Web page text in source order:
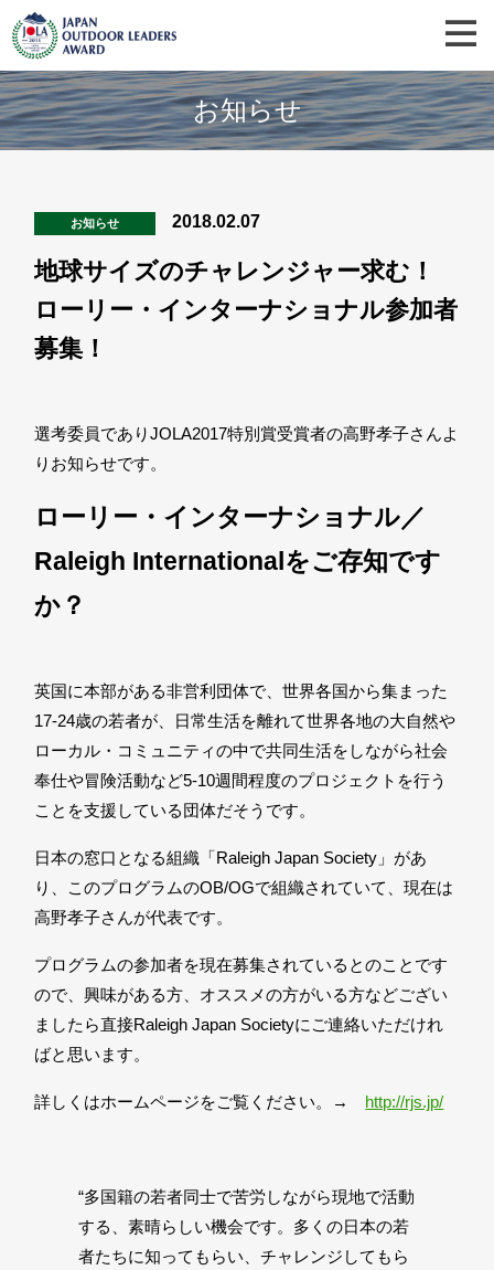
お知らせ
お知らせ 2018.02.07
地球サイズのチャレンジャー求む！
ローリー・インターナショナル参加者
募集！
選考委員でありJOLA2017特別賞受賞者の高野孝子さんよ
りお知らせです。
ローリー・インターナショナル／
Raleigh Internationalをご存知です
か？
英国に本部がある非営利団体で、世界各国から集まった
17-24歳の若者が、日常生活を離れて世界各地の大自然や
ローカル・コミュニティの中で共同生活をしながら社会
奉仕や冒険活動など5-10週間程度のプロジェクトを行う
ことを支援している団体だそうです。
日本の窓口となる組織「Raleigh Japan Society」があ
り、このプログラムのOB/OGで組織されていて、現在は
高野孝子さんが代表です。
プログラムの参加者を現在募集されているとのことです
ので、興味がある方、オススメの方がいる方などござい
ましたら直接Raleigh Japan Societyにご連絡いただけれ
ばと思います。
詳しくはホームページをご覧ください。→ http://rjs.jp/
“多国籍の若者同士で苦労しながら現地で活動
する、素晴らしい機会です。多くの日本の若
者たちに知ってもらい、チャレンジしてもら